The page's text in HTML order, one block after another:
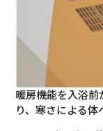
暖房機能を入浴
り、寒さによる体